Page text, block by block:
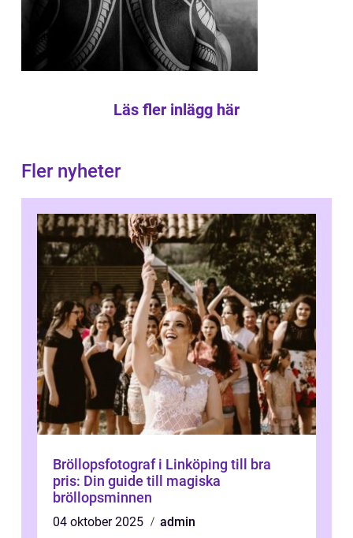
Läs fler inlägg här
Fler nyheter
Bröllopsfotograf i Linköping till bra
pris: Din guide till magiska
bröllopsminnen
04 oktober 2025
admin